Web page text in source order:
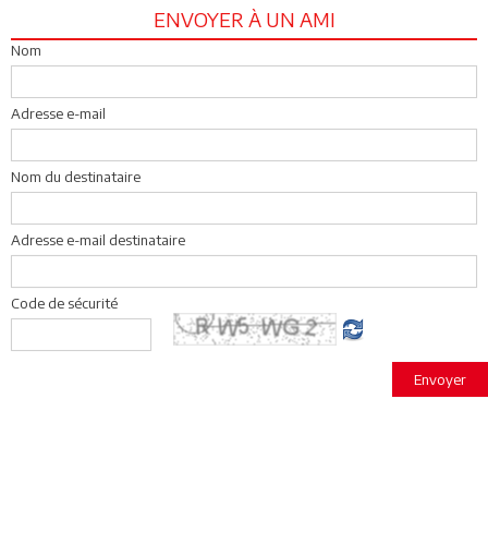
ENVOYER À UN AMI
Nom
Adresse e-mail
Nom du destinataire
Adresse e-mail destinataire
Code de sécurité
Envoyer